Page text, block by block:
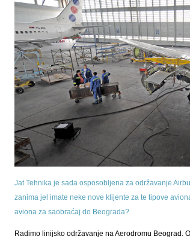
Jat Tehnika je sada osposobljena za održavanje
zanima jel imate neke nove klijente za te tipove
aviona za saobraćaj do Beograda?
Radimo linijsko održavanje na Aerodromu Beograd.